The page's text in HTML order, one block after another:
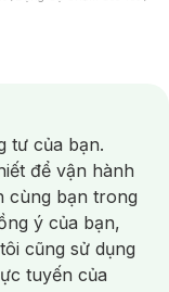
/Nước Rửa Tay/
Điện/
Súc Miệng/
/Dưỡng Vùng Kín/
Cạo Râu /Dao Cạo Râu/
/ Da Mụn/
Nhang
tư của bạn.
để vận hành
cùng bạn trong
ý của bạn,
cũng sử dụng
tuyến của